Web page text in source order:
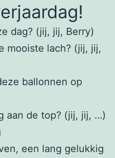
dag? (jij, jij, Berry)
mooiste lach? (jij, jij,
ballonnen op
aan de top? (jij, jij, …)
een lang gelukkig